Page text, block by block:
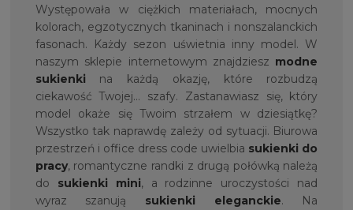
Występowała w ciężkich materiałach, mocnych
kolorach, egzotycznych tkaninach i nonszalanckich
fasonach. Każdy sezon uświetnia inny model. W
naszym sklepie internetowym znajdziesz modne
sukienki na każdą okazję, które rozbudzą
ciekawość Twojej… szafy. Zastanawiasz się, który
model okaże się Twoim strzałem w dziesiątkę?
Wszystko tak naprawdę zależy od sytuacji. Biurowa
przestrzeń i office dress code uwielbia sukienki do
pracy, romantyczne randki z drugą połówką należą
do sukienki mini, a rodzinne uroczystości nad
wyraz szanują sukienki eleganckie. Na